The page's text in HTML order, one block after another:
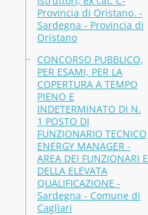
Provincia di Oristano. -
Sardegna - Provincia di
Oristano
CONCORSO PUBBLICO,
PER ESAMI, PER LA
COPERTURA A TEMPO
PIENO E
INDETERMINATO DI N.
1 POSTO DI
FUNZIONARIO TECNICO
ENERGY MANAGER -
AREA DEI FUNZIONARI E
DELLA ELEVATA
QUALIFICAZIONE -
Sardegna - Comune di
Cagliari